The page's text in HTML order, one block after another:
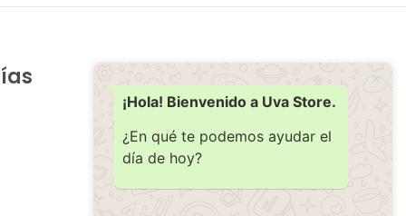
Ayuda
Contacto
¡Hola! Bienvenido a Uva Store.
¿En qué te podemos ayudar el
día de hoy?